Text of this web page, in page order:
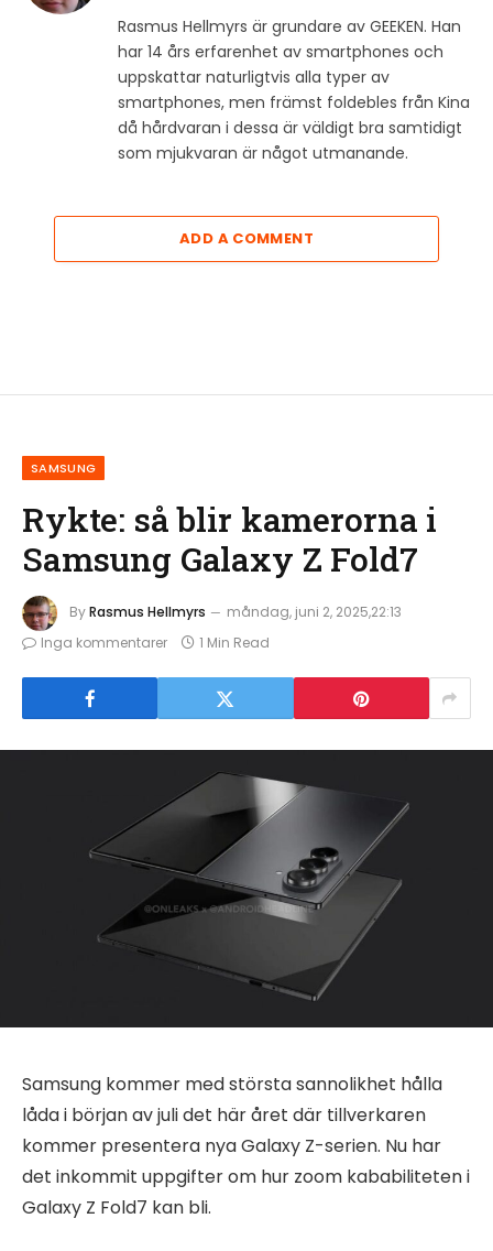
Rasmus Hellmyrs är grundare av GEEKEN. Han
har 14 års erfarenhet av smartphones och
uppskattar naturligtvis alla typer av
smartphones, men främst foldebles från Kina
då hårdvaran i dessa är väldigt bra samtidigt
som mjukvaran är något utmanande.
ADD A COMMENT
SAMSUNG
Rykte: så blir kamerorna i
Samsung Galaxy Z Fold7
ByRasmus Hellmyrs
måndag, juni 2, 2025,22:13
Inga kommentarer
1 Min Read
Samsung kommer med största sannolikhet hålla
låda i början av juli det här året där tillverkaren
kommer presentera nya Galaxy Z-serien. Nu har
det inkommit uppgifter om hur zoom kababiliteten i
Galaxy Z Fold7 kan bli.